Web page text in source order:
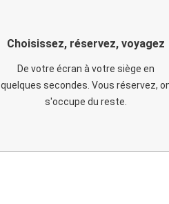
Choisissez, réservez, voyagez
De votre écran à votre siège en
quelques secondes. Vous réservez,
s'occupe du reste.